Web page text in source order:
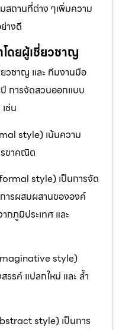
สถานที่ต่าง ๆเพิ่มความ
างดี
ดยผู้เชี่ยวชาญ
วชาญ และ ทีมงานมือ
การจัดสวนออกแบบ
ช่น
style) เน้นความ
รขาคณิต
style) เป็นการจัด
ารผสมผสานขององค์
กภูมิประเทศ และ
style)
รรค์ แปลกใหม่ และ ล้ำ
style) เป็นการ